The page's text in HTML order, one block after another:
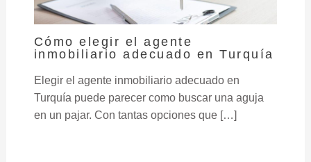
Cómo elegir el agente
inmobiliario adecuado en Turquía
Elegir el agente inmobiliario adecuado en
Turquía puede parecer como buscar una aguja
en un pajar. Con tantas opciones que […]